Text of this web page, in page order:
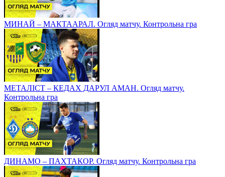
МИНАЙ – МАКТААРАЛ. Огляд матчу. Контрольна гра
МЕТАЛІСТ – КЕДАХ ДАРУЛ АМАН. Огляд матчу.
Контрольна гра
ДИНАМО – ПАХТАКОР. Огляд матчу. Контрольна гра